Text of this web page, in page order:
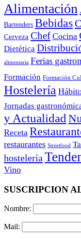
Alimentación
Bartenders Bebidas
Cerveza Chef Cocina
Dietética
alimentaria Ferias
Formación Formación
Hostelería
Jornadas
y Actualidad
Receta
restaurantes Streetfood
hostelería
Vino
SUSCRIPCION
Nombre:
Mail: